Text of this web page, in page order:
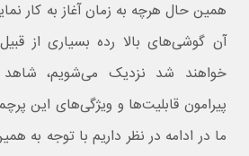
خواهند شد نزدیک می‌شویم، شاهد
پیرامون قابلیت‌ها و ویژگی‌های این
ما در ادامه در نظر داریم با توجه به